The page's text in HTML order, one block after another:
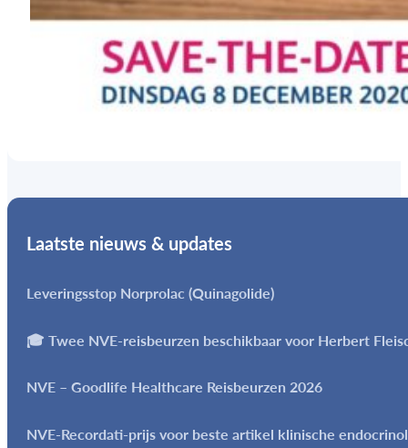
Laatste nieuws & updates
Leveringsstop Norprolac (Quinagolide)
🎓 Twee NVE-reisbeurzen beschikbaar voor Herbert
NVE – Goodlife Healthcare Reisbeurzen 2026
NVE-Recordati-prijs voor beste artikel klinische